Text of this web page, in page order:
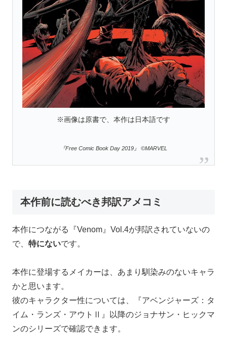
※画像は原書で、本作は日本語です
『Free Comic Book Day 2019』 ©MARVEL
本作前に読むべき邦訳アメコミ
本作につながる『Venom』Vol.4が邦訳されていないの
で、 特にないです。
本作に登場するメイカーは、あまり馴染みのないキャラ
かと思います。
彼のキャラクター性については、『アベンジャーズ：タ
イム・ランズ・アウトⅡ』以降のジョナサン・ヒックマ
ンのシリーズで確認できます。